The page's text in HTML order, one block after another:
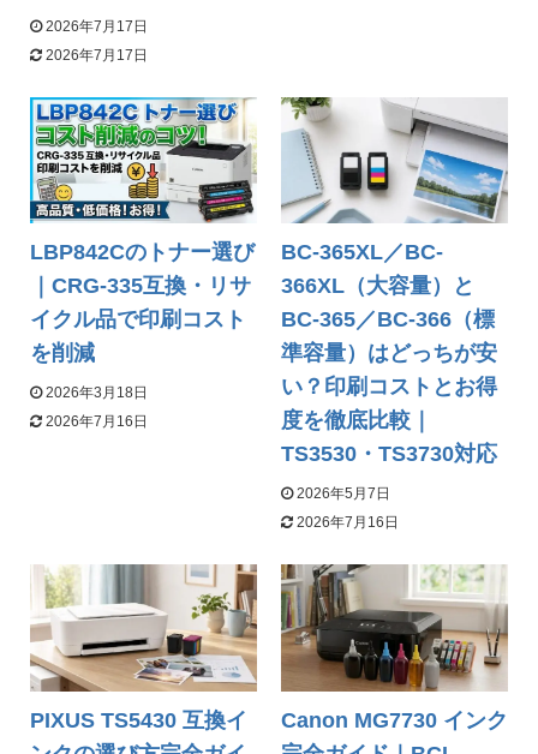
2026年7月17日
2026年7月17日
LBP842Cのトナー選び
｜CRG-335互換・リサ
イクル品で印刷コスト
を削減
2026年3月18日
2026年7月16日
BC-365XL／BC-
366XL（大容量）と
BC-365／BC-366（標
準容量）はどっちが安
い？印刷コストとお得
度を徹底比較｜
TS3530・TS3730対応
2026年5月7日
2026年7月16日
PIXUS TS5430 互換イ
Canon MG7730 インク